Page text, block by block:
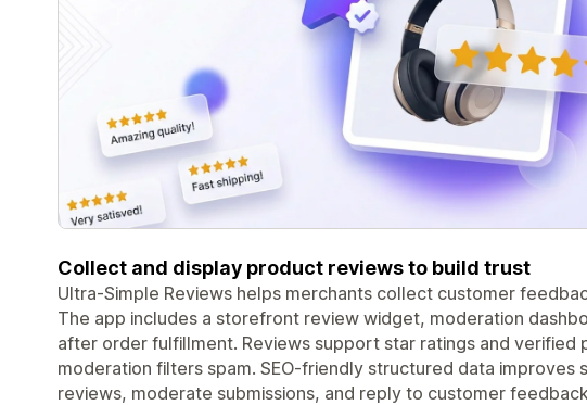
Collect and display product reviews to build trust
Ultra-Simple Reviews helps merchants collect customer
The app includes a storefront review widget, moderation
after order fulfillment. Reviews support star ratings and verified
moderation filters spam. SEO-friendly structured data improves
reviews, moderate submissions, and reply to customer